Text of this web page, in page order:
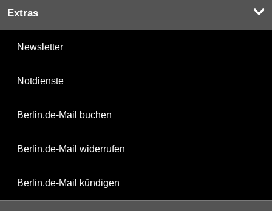
Extras
Newsletter
Notdienste
Berlin.de-Mail buchen
Berlin.de-Mail widerrufen
Berlin.de-Mail kündigen